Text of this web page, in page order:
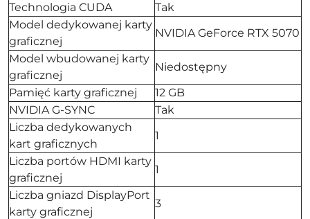
Technologia CUDA
Tak
Model dedykowanej karty
graficznej
NVIDIA GeForce RTX 5070
Model wbudowanej karty
graficznej
Niedostępny
Pamięć karty graficznej
12 GB
NVIDIA G-SYNC
Tak
Liczba dedykowanych
kart graficznych
1
Liczba portów HDMI karty
graficznej
1
Liczba gniazd DisplayPort
karty graficznej
3